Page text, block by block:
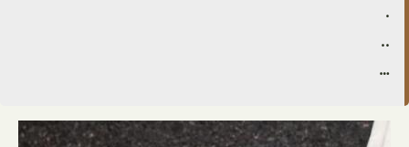
.
..
…